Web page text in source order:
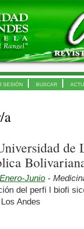
SESIÓN BUSCAR
a
Junio -
del perfi l biofi
Andes